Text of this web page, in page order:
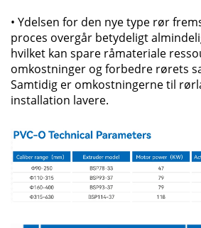
• Ydelsen for den nye type rør
proces overgår betydeligt
hvilket kan spare råmateriale
omkostninger og forbedre rørets
Samtidig er omkostningerne til
installation lavere.